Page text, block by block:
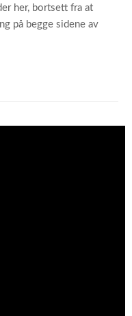
her, bortsett fra at
på begge sidene av